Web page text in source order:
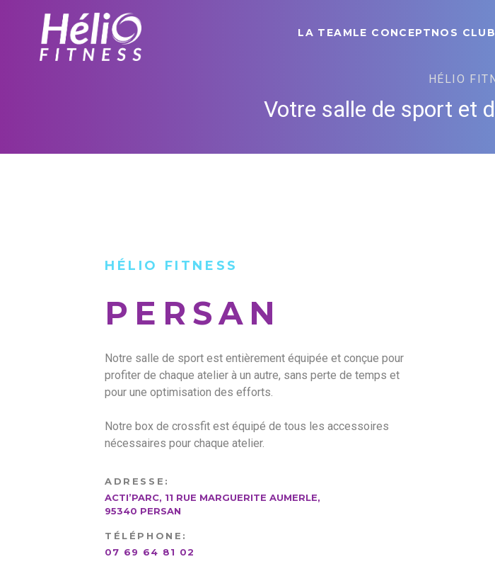
LA TEAMLE CONCEPTNOS
HÉLIO
Votre salle de sport et
HÉLIO FITNESS
PERSAN
Notre salle de sport est entièrement équipée et conçue pour
profiter de chaque atelier à un autre, sans perte de temps et
pour une optimisation des efforts.
Notre box de crossfit est équipé de tous les accessoires
nécessaires pour chaque atelier.
ADRESSE :
ACTI’PARC, 11 RUE MARGUERITE AUMERLE,
95340 PERSAN
TÉLÉPHONE :
07 69 64 81 02